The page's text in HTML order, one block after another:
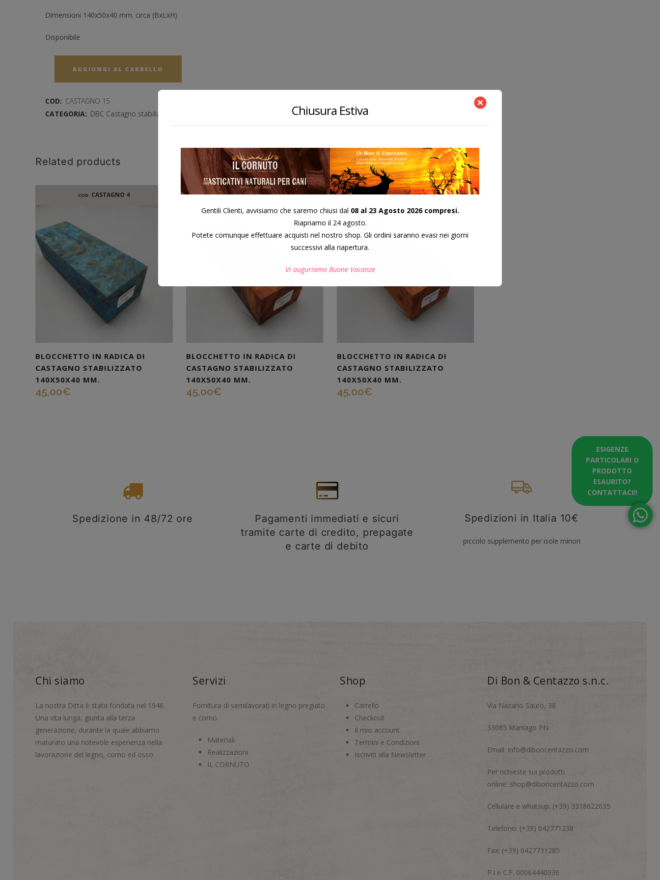
Dimensioni 140x50x40 mm. circa (BxLxH)
Disponibile
AGGIUNGI AL CARRELLO
COD: CASTAGNO 15
CATEGORIA: DBC Castagno stabilizzato
Related products
COD: CASTAGNO 4
BLOCCHETTO IN RADICA DI
CASTAGNO STABILIZZATO
140X50X40 MM.
45,00€
COD:CASTAGNO 10
BLOCCHETTO IN RADICA DI
CASTAGNO STABILIZZATO
140X50X40 MM.
45,00€
COD:CASTAGNO 8
BLOCCHETTO IN RADICA DI
CASTAGNO STABILIZZATO
140X50X40 MM.
45,00€
Spedizione in 48/72 ore
Pagamenti immediati e sicuri
tramite carte di credito, prepagate
e carte di debito
Spedizioni in Italia 10€
piccolo supplemento per isole minori
Chi siamo
La nostra Ditta è stata fondata nel 1946.
Una vita lunga, giunta alla terza
generazione, durante la quale abbiamo
maturato una notevole esperienza nella
lavorazione del legno, corno ed osso.
Servizi
Fornitura di semilavorati in legno pregiato
e corno.
Materiali
Realizzazioni
IL CORNUTO
Shop
Carrello
Checkout
Il mio account
Termini e Condizioni
Iscriviti alla Newsletter
Di Bon & Centazzo s.n.c.
Via Nazario Sauro, 38
33085 Maniago PN
Email: info@diboncentazzo.com
Per richieste sui prodotti
online: shop@diboncentazzo.com
Cellulare e whatsup: (+39) 3318622635
Telefono: (+39) 042771238
Fax: (+39) 0427731285
P.I e C.F. 00064440936
ESIGENZE
PARTICOLARI O
PRODOTTO
ESAURITO?
CONTATTACI!!
Chiusura Estiva
Gentili Clienti, avvisiamo che saremo chiusi dal 08 al 23 Agosto 2026 compresi.
Riapriamo il 24 agosto.
Potete comunque effettuare acquisti nel nostro shop. Gli ordini saranno evasi nei giorni
successivi alla riapertura.
Vi auguriamo Buone Vacanze
Questo si chiuderà in